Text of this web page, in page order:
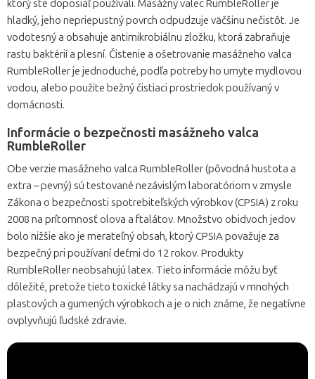
ktorý ste doposiaľ používali. Masážny valec RumbleRoller je
hladký, jeho nepriepustný povrch odpudzuje väčšinu nečistôt. Je
vodotesný a obsahuje antimikrobiálnu zložku, ktorá zabraňuje
rastu baktérií a plesní. Čistenie a ošetrovanie masážneho valca
RumbleRoller je jednoduché, podľa potreby ho umyte mydlovou
vodou, alebo použite bežný čistiaci prostriedok používaný v
domácnosti.
Informácie o bezpečnosti masážneho valca
RumbleRoller
Obe verzie masážneho valca RumbleRoller (pôvodná hustota a
extra – pevný) sú testované nezávislým laboratóriom v zmysle
Zákona o bezpečnosti spotrebiteľských výrobkov (CPSIA) z roku
2008 na prítomnosť olova a ftalátov. Množstvo obidvoch jedov
bolo nižšie ako je merateľný obsah, ktorý CPSIA považuje za
bezpečný pri používaní deťmi do 12 rokov. Produkty
RumbleRoller neobsahujú latex. Tieto informácie môžu byť
dôležité, pretože tieto toxické látky sa nachádzajú v mnohých
plastových a gumených výrobkoch a je o nich známe, že negatívne
ovplyvňujú ľudské zdravie.